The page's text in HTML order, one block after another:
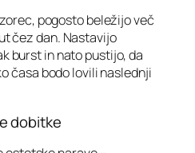
pogosto beležijo več
čez dan. Nastavijo
burst in nato pustijo, da
časa bodo lovili naslednji
dobitke